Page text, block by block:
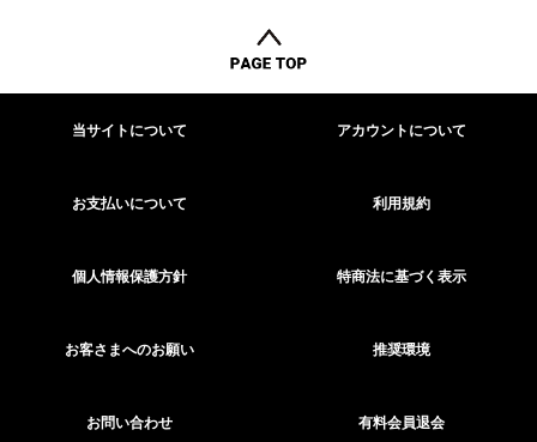
当サイトについて アカウントについて
お支払いについて 利用規約
個人情報保護方針 特商法に基づく表示
お客さまへのお願い 推奨環境
お問い合わせ 有料会員退会